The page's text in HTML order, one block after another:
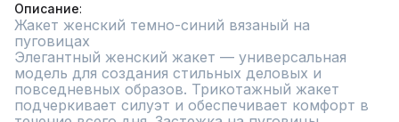
Описание
Жакет женский темно-синий вязаный на
пуговицах
Элегантный женский жакет — универсальная
модель для создания стильных деловых и
повседневных образов. Трикотажный жакет
подчеркивает силуэт и обеспечивает комфорт в